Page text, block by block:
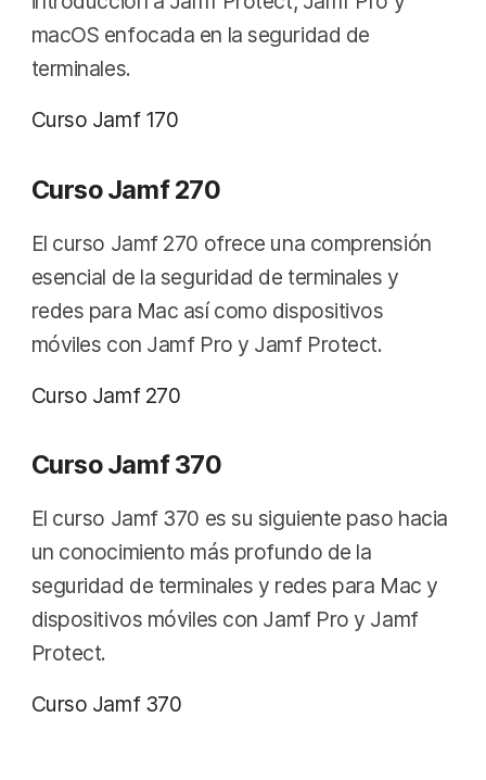
macOS enfocada en la seguridad de
terminales.
Curso Jamf 170
Curso Jamf 270
El curso Jamf 270 ofrece una comprensión
esencial de la seguridad de terminales y
redes para Mac así como dispositivos
móviles con Jamf Pro y Jamf Protect.
Curso Jamf 270
Curso Jamf 370
El curso Jamf 370 es su siguiente paso hacia
un conocimiento más profundo de la
seguridad de terminales y redes para Mac y
dispositivos móviles con Jamf Pro y Jamf
Protect.
Curso Jamf 370